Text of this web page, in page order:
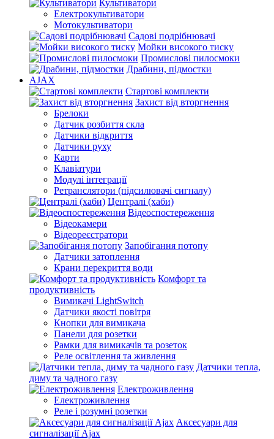
Культиватори
Електрокультиватори
Мотокультиватори
Садові подрібнювачі
Мойки високого тиску
Промислові пилосмоки
Драбини, підмостки
AJAX
Стартові комплекти
Захист від вторгнення
Брелоки
Датчик розбиття скла
Датчики відкриття
Датчики руху
Карти
Клавіатури
Модулі інтеграції
Ретранслятори (підсилювачі сигналу)
Централі (хаби)
Відеоспостереження
Відеокамери
Відеореєстратори
Запобігання потопу
Датчики затоплення
Крани перекриття води
Комфорт та
продуктивність
Вимикачі LightSwitch
Датчики якості повітря
Кнопки для вимикача
Панели для розетки
Рамки для вимикачів та розеток
Реле освітлення та живлення
Датчики тепла,
диму та чадного газу
Електроживлення
Електроживлення
Реле і розумні розетки
Аксесуари для
сигналізації Ajax